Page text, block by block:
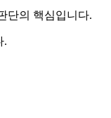
단의 핵심입니다.
.